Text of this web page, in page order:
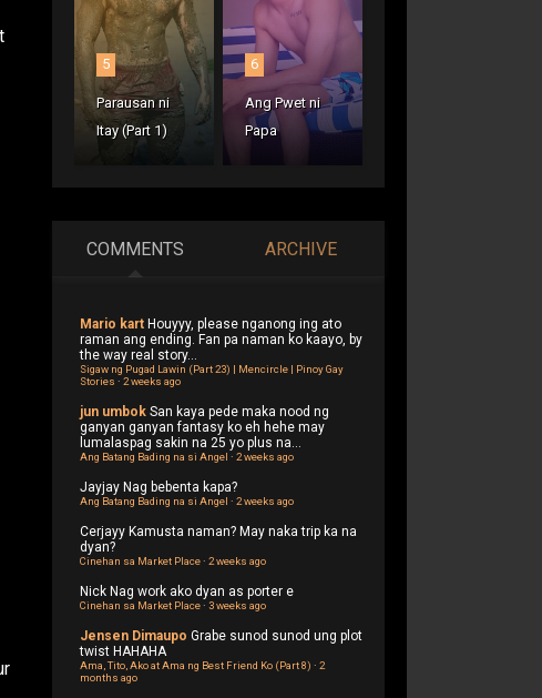
5
Parausan ni
Itay (Part 1)
6
Ang Pwet ni
Papa
COMMENTS ARCHIVE
Mario kart Houyyy, please nganong ing ato
raman ang ending. Fan pa naman ko kaayo, by
the way real story...
Sigaw ng Pugad Lawin (Part 23) | Mencircle | Pinoy Gay
Stories · 2 weeks ago
jun umbok San kaya pede maka nood ng
ganyan ganyan fantasy ko eh hehe may
lumalaspag sakin na 25 yo plus na...
Ang Batang Bading na si Angel · 2 weeks ago
Jayjay Nag bebenta kapa?
Ang Batang Bading na si Angel · 2 weeks ago
Cerjayy Kamusta naman? May naka trip ka na
dyan?
Cinehan sa Market Place· 2 weeks ago
Nick Nag work ako dyan as porter e
Cinehan sa Market Place· 3 weeks ago
Jensen Dimaupo Grabe sunod sunod ung plot
twist HAHAHA
Ama, Tito, Ako at Ama ng Best Friend Ko (Part 8) · 2
months ago